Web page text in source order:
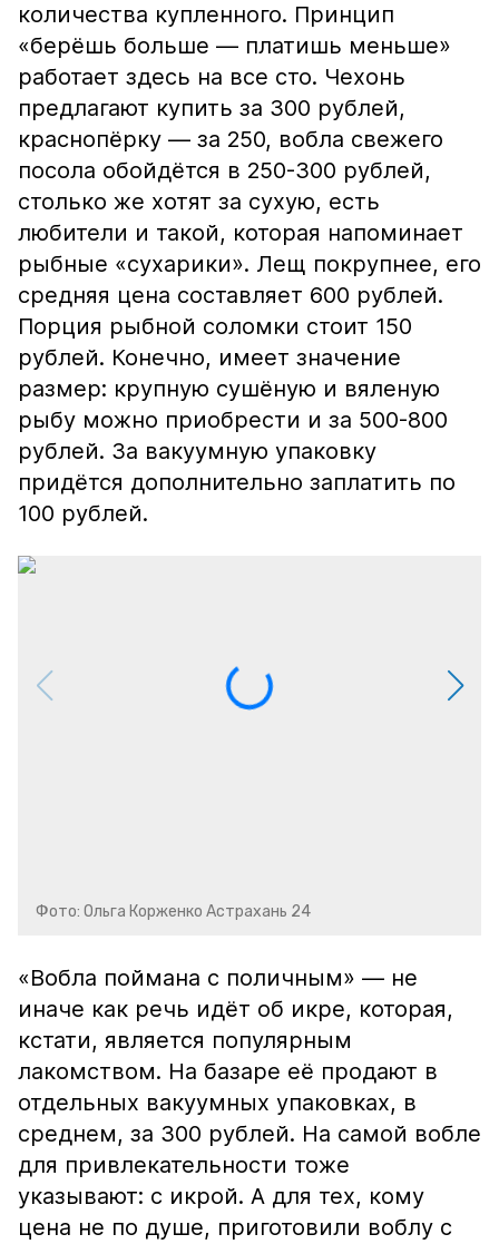
количества купленного. Принцип
«берёшь больше — платишь меньше»
работает здесь на все сто. Чехонь
предлагают купить за 300 рублей,
краснопёрку — за 250, вобла свежего
посола обойдётся в 250-300 рублей,
столько же хотят за сухую, есть
любители и такой, которая напоминает
рыбные «сухарики». Лещ покрупнее, его
средняя цена составляет 600 рублей.
Порция рыбной соломки стоит 150
рублей. Конечно, имеет значение
размер: крупную сушёную и вяленую
рыбу можно приобрести и за 500-800
рублей. За вакуумную упаковку
придётся дополнительно заплатить по
100 рублей.
Фото: Ольга Корженко Астрахань 24
«Вобла поймана с поличным» — не
иначе как речь идёт об икре, которая,
кстати, является популярным
лакомством. На базаре её продают в
отдельных вакуумных упаковках, в
среднем, за 300 рублей. На самой вобле
для привлекательности тоже
указывают: с икрой. А для тех, кому
цена не по душе, приготовили воблу с